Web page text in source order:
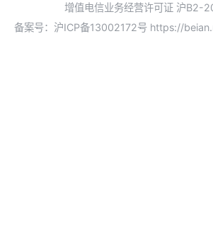
增值电信业务经营许可证 沪B2-
备案号：沪ICP备13002172号 https://